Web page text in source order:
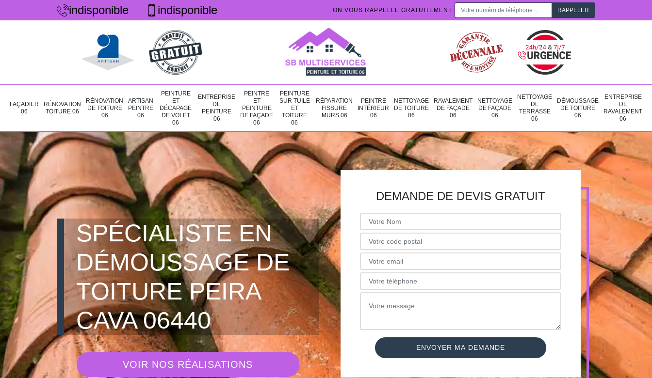
indisponible indisponible ON VOUS RAPPELLE GRATUITEMENT
FAÇADIER
06
RÉNOVATION
TOITURE 06
RÉNOVATION
DE TOITURE
06
ARTISAN
PEINTRE
06
PEINTURE
ET
DÉCAPAGE
DE VOLET
06
ENTREPRISE
DE
PEINTURE
06
PEINTRE
ET
PEINTURE
DE FAÇADE
06
PEINTURE
SUR TUILE
ET
TOITURE
06
RÉPARATION
FISSURE
MURS 06
PEINTRE
INTÉRIEUR
06
NETTOYAGE
DE TOITURE
06
RAVALEMENT
DE FAÇADE
06
NETTOYAGE
DE FAÇADE
06
NETTOYAGE
DE
TERRASSE
06
DÉMOUSSAGE
DE TOITURE
06
ENTREPRISE
DE
RAVALEMENT
06
SPÉCIALISTE EN
DÉMOUSSAGE DE
TOITURE PEIRA
CAVA 06440
VOIR NOS RÉALISATIONS
DEMANDE DE DEVIS GRATUIT